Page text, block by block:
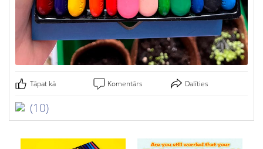
Tāpat kā Komentārs Dalīties
(10)